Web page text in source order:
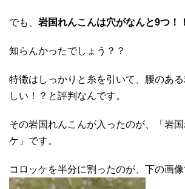
でも、 岩国れんこんは穴がなんと9つ！！
知らんかったでしょう？？
特徴はしっかりと糸を引いて、腰のあ
しい！？と評判なんです。
その岩国れんこんが入ったのが、「岩
ケ」です。
コロッケを半分に割ったのが、下の画像